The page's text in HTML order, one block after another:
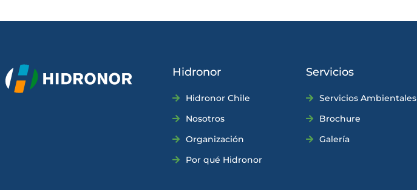
Hidronor
Hidronor Chile
Nosotros
Organización
Por qué Hidronor
Servicios
Servicios Ambientales
Brochure
Galería